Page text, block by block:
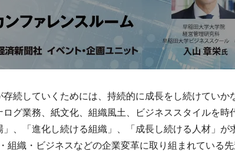
続していくためには、持続的に成長をし続けていか
グ業務、紙文化、組織風土、ビジネススタイルを時
、「進化し続ける組織」、「成長し続ける人材」が
組織・ビジネスなどの企業変革に取り組まれている